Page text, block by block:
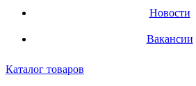
Новости
Вакансии
Каталог товаров